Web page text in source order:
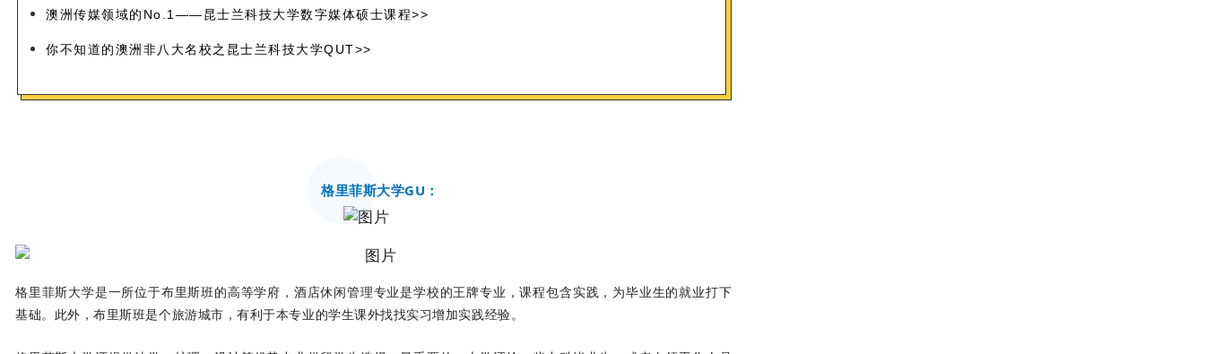
澳洲传媒领域的No.1——昆士兰科技大学数字媒体硕士课程>>
你不知道的澳洲非八大名校之昆士兰科技大学QUT>>
格里菲斯大学GU：
格里菲斯大学是一所位于布里斯班的高等学府，酒店休闲管理专业是学校的王牌专业，课程包含实践，为毕业生的就业打下
基础。此外，布里斯班是个旅游城市，有利于本专业的学生课外找找实习增加实践经验。